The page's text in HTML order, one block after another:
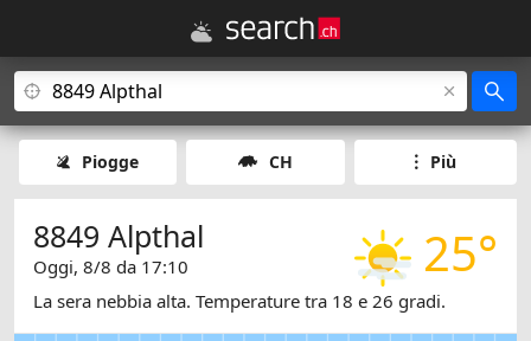
Piogge CH Più
25°
8849 Alpthal
Oggi, 8/8 da 17:10
La sera nebbia alta. Temperature tra 18 e 26 gradi.